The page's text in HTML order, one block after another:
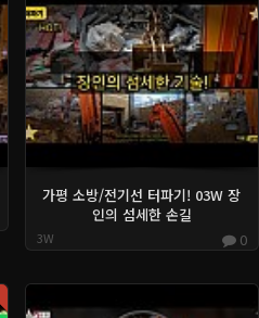
가평 소방/전기선 터파기! 03W 장
인의 섬세한 손길
3W 0